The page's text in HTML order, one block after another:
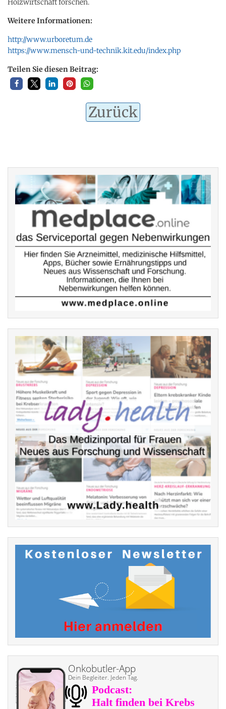
Weitere Informationen:
http://www.urboretum.de
https://www.mensch-und-technik.kit.edu/index.php
Teilen Sie diesen Beitrag:
Zurück
Onkobutler-App
Dein Begleiter. Jeden Tag.